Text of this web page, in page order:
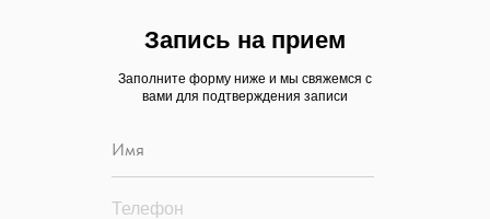
Запись на прием
Заполните форму ниже и мы свяжемся с
вами для подтверждения записи
Телефон